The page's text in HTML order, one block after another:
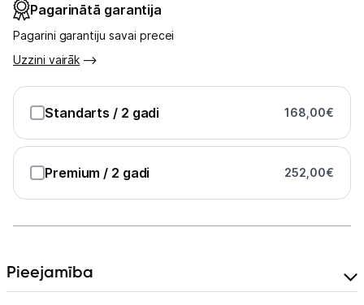
Kontakti
Informācija
Pagarinātā garantija
Pagarini garantiju savai precei
Uzzini vairāk
Standarts / 2 gadi 168,00€
Premium / 2 gadi 252,00€
Pieejamība